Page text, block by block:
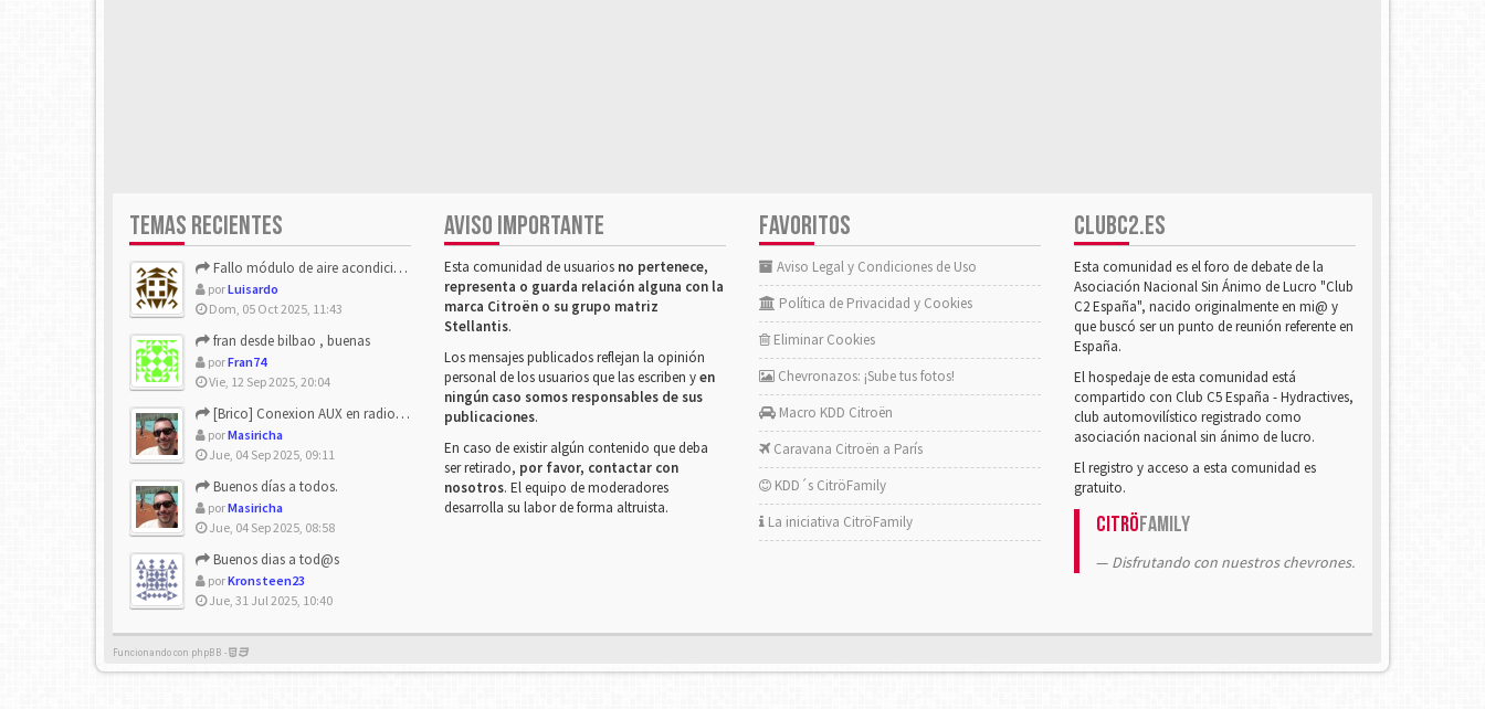
TEMAS RECIENTES
Fallo módulo de aire acondicionado
porLuisardo
Dom, 05 Oct 2025, 11:43
fran desde bilbao , buenas
porFran74
Vie, 12 Sep 2025, 20:04
[Brico] Conexion AUX en radio de origen
porMasiricha
Jue, 04 Sep 2025, 09:11
Buenos días a todos.
porMasiricha
Jue, 04 Sep 2025, 08:58
Buenos dias a tod@s
porKronsteen23
Jue, 31 Jul 2025, 10:40
AVISO IMPORTANTE
Esta comunidad de usuarios no pertenece,
representa o guarda relación alguna con la
marca Citroën o su grupo matriz
Stellantis.
Los mensajes publicados reflejan la opinión
personal de los usuarios que las escriben yen
ningún caso somos responsables de sus
publicaciones.
En caso de existir algún contenido que deba
ser retirado, por favor, contactar con
nosotros. El equipo de moderadores
desarrolla su labor de forma altruista.
FAVORITOS
Aviso Legal y Condiciones de Uso
Política de Privacidad y Cookies
Eliminar Cookies
Chevronazos: ¡Sube tus fotos!
Macro KDD Citroën
Caravana Citroën a París
KDD´s CitröFamily
La iniciativa CitröFamily
CLUBC2.ES
Esta comunidad es el foro de debate de la
Asociación Nacional Sin Ánimo de Lucro "Club
C2 España", nacido originalmente en mi@ y
que buscó ser un punto de reunión referente en
España.
El hospedaje de esta comunidad está
compartido con Club C5 España - Hydractives,
club automovilístico registrado como
asociación nacional sin ánimo de lucro.
El registro y acceso a esta comunidad es
gratuito.
CitröFamily
Disfrutando con nuestros chevrones.
Funcionando con phpBB -